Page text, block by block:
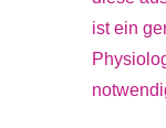
ist ein